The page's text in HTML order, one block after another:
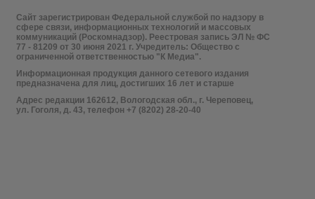
Сайт зарегистрирован Федеральной службой по надзору в
сфере связи, информационных технологий и массовых
коммуникаций (Роскомнадзор). Реестровая запись ЭЛ № ФС
77 - 81209 от 30 июня 2021 г. Учредитель: Общество с
ограниченной ответственностью "К Медиа".
Информационная продукция данного сетевого издания
предназначена для лиц, достигших 16 лет и старше
Адрес редакции 162612, Вологодская обл., г. Череповец,
ул. Гоголя, д. 43, телефон +7 (8202) 28-20-40